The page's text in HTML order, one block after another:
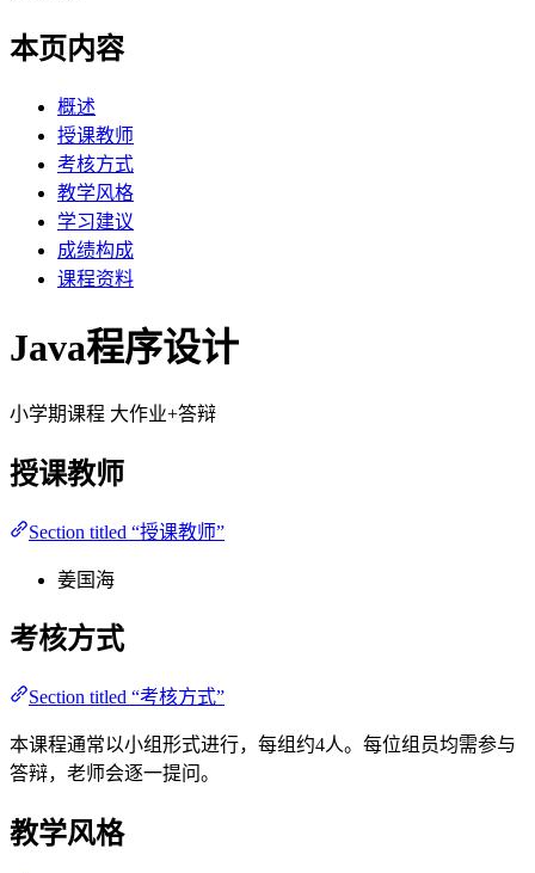
本页内容
概述
授课教师
考核方式
教学风格
学习建议
成绩构成
课程资料
Java程序设计
小学期课程 大作业+答辩
授课教师
Section titled “授课教师”
姜国海
考核方式
Section titled “考核方式”
本课程通常以小组形式进行，每组约4人。每位组员均需参与
答辩，老师会逐一提问。
教学风格